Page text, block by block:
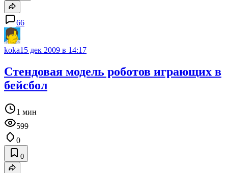
66
koka15 дек 2009 в 14:17
Стендовая модель роботов играющих в
бейсбол
1 мин
599
0
0